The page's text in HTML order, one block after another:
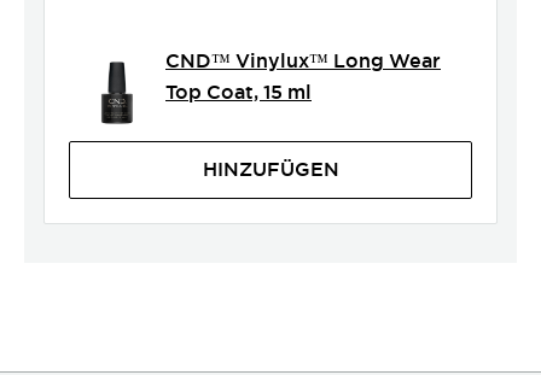
CND™ Vinylux™ Long Wear
Top Coat, 15 ml
HINZUFÜGEN